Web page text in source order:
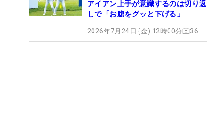
アイアン上手が意識するのは切り返
しで「お腹をグッと下げる」
2026年7月24日 (金) 12時00分 36